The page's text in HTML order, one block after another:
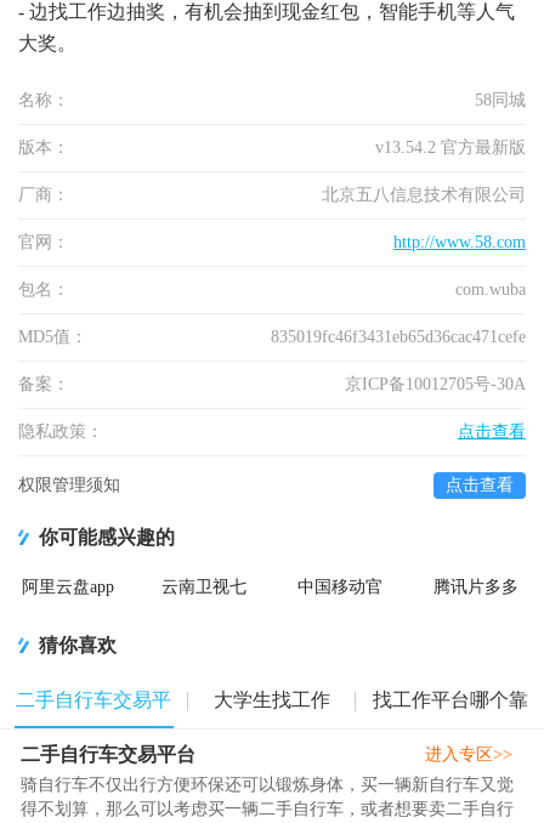
- 边找工作边抽奖，有机会抽到现金红包，智能手机等人气
大奖。
名称： 58同城
版本： v13.54.2 官方最新版
厂商： 北京五八信息技术有限公司
官网： http://www.58.com
包名： com.wuba
MD5值： 835019fc46f3431eb65d36cac471cefe
备案： 京ICP备10012705号-30A
隐私政策： 点击查看
权限管理须知 点击查看
你可能感兴趣的
阿里云盘app
云南卫视七
中国移动官
腾讯片多多
猜你喜欢
二手自行车交易平
台
大学生找工作 找工作平台哪个靠
谱
二手自行车交易平台
骑自行车不仅出行方便环保还可以锻炼身体，买一辆新自行车又觉
得不划算，那么可以考虑买一辆二手自行车，或者想要卖二手自行
进入专区>>